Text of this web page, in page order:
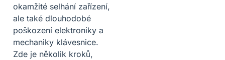
okamžité selhání zařízení,
ale také dlouhodobé
poškození elektroniky a
mechaniky klávesnice.
Zde je několik kroků,